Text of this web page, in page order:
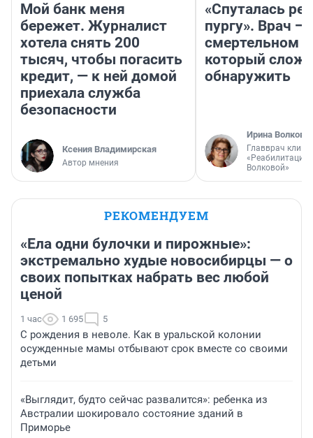
Мой банк меня
бережет. Журналист
хотела снять 200
тысяч, чтобы погасить
кредит, — к ней домой
приехала служба
безопасности
Ксения Владимирская
Автор мнения
«Спуталась
пургу». Врач —
смертельном
который
обнаружить
Ирина Волкова
Главврач
«Реабилитация
Волковой»
РЕКОМЕНДУЕМ
«Ела одни булочки и пирожные»:
экстремально худые новосибирцы — о
своих попытках набрать вес любой
ценой
1 час 1 695 5
С рождения в неволе. Как в уральской колонии
осужденные мамы отбывают срок вместе со своими
детьми
«Выглядит, будто сейчас развалится»: ребенка из
Австралии шокировало состояние зданий в
Приморье